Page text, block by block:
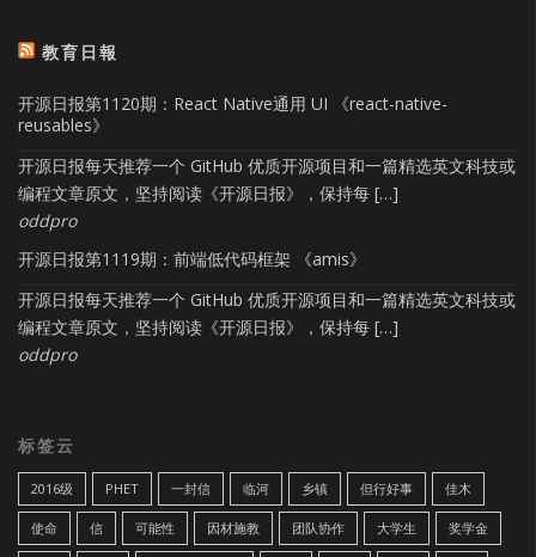
教育日報
开源日报第1120期：React Native通用 UI 《react-native-
reusables》
开源日报每天推荐一个 GitHub 优质开源项目和一篇精选英文科技或
编程文章原文，坚持阅读《开源日报》，保持每 […]
oddpro
开源日报第1119期：前端低代码框架 《amis》
开源日报每天推荐一个 GitHub 优质开源项目和一篇精选英文科技或
编程文章原文，坚持阅读《开源日报》，保持每 […]
oddpro
标签云
2016级 PHET 一封信 临河 乡镇 但行好事 佳木
使命 信 可能性 因材施教 团队协作 大学生 奖学金